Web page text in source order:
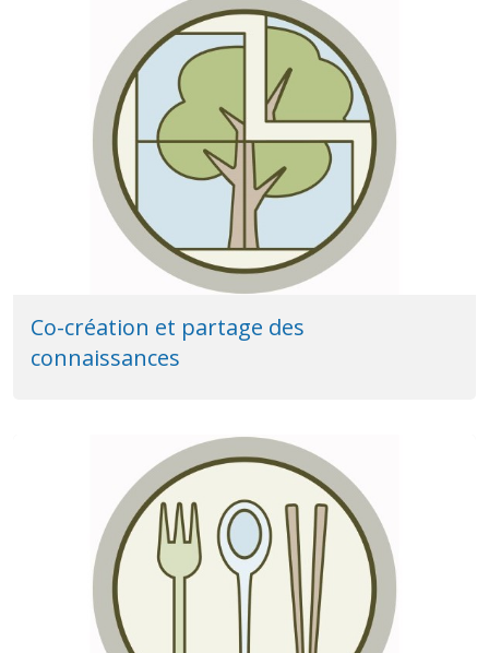
Co-création et partage des
connaissances